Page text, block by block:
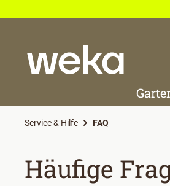
Service & Hilfe FAQ
Häufige